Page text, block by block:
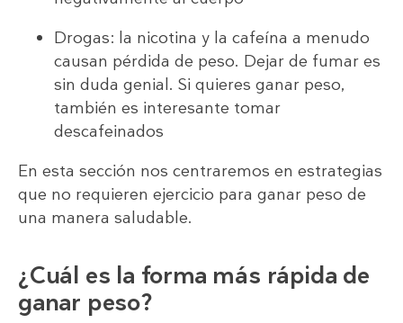
Drogas: la nicotina y la cafeína a menudo
causan pérdida de peso. Dejar de fumar es
sin duda genial. Si quieres ganar peso,
también es interesante tomar
descafeinados
En esta sección nos centraremos en estrategias
que no requieren ejercicio para ganar peso de
una manera saludable.
¿Cuál es la forma más rápida de
ganar peso?